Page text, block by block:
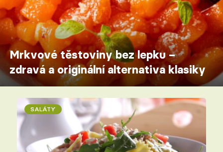
Mrkvové těstoviny bez lepku –
zdravá a originální alternativa klasiky
SALÁTY